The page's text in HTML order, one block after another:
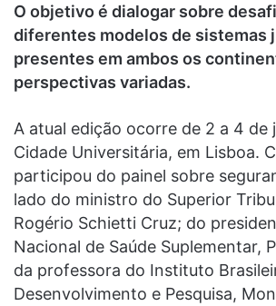
O objetivo é dialogar sobre
diferentes modelos de sistemas
presentes em ambos os
perspectivas variadas.
A atual edição ocorre de 2 a 4 de
Cidade Universitária, em Lisboa.
participou do painel sobre
lado do ministro do Superior
Rogério Schietti Cruz; do
Nacional de Saúde Suplementar,
da professora do Instituto
Desenvolvimento e Pesquisa,